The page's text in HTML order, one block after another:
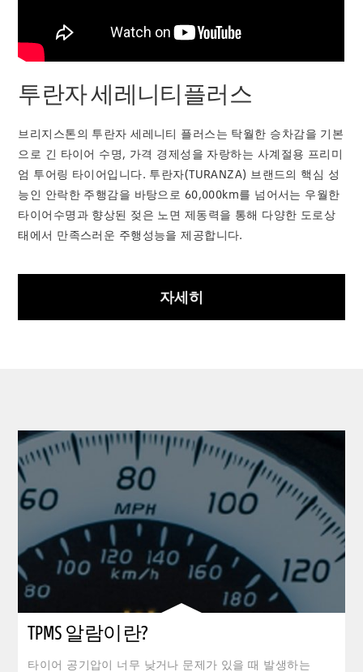
투란자 세레니티플러스
브리지스톤의 투란자 세레니티 플러스는 탁월한 승차감을 기본
으로 긴 타이어 수명, 가격 경제성을 자랑하는 사계절용 프리미
엄 투어링 타이어입니다. 투란자(TURANZA) 브랜드의 핵심 성
능인 안락한 주행감을 바탕으로 60,000km를 넘어서는 우월한
타이어수명과 향상된 젖은 노면 제동력을 통해 다양한 도로상
태에서 만족스러운 주행성능을 제공합니다.
자세히
clickable image of TPMS 알람이란?
TPMS 알람이란?
타이어 공기압이 너무 낮거나 문제가 있을 때 발생하는